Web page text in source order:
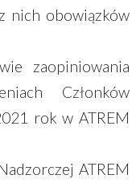
nich obowiązków
zaopiniowania
Członków
rok w ATREM
ATREM